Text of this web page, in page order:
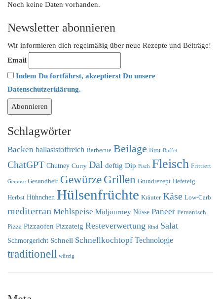
Noch keine Daten vorhanden.
Newsletter abonnieren
Wir informieren dich regelmäßig über neue Rezepte und Beiträge!
Email
Indem Du fortfährst, akzeptierst Du unsere
Datenschutzerklärung.
Schlagwörter
Backen ballaststoffreich Barbecue Beilage Brot Buffet
ChatGPT Chutney Curry Dal deftig Dip Fisch Fleisch Frittiert
Gemüse Gesundheit Gewürze Grillen Grundrezept Hefeteig
Herbst Hühnchen Hülsenfrüchte Kräuter Käse Low-Carb
mediterran Mehlspeise Midjourney Nüsse Paneer Peruanisch
Pizza Pizzaofen Pizzateig Resteverwertung Rind Salat
Schmorgericht Schnell Schnellkochtopf Technologie
traditionell würzig